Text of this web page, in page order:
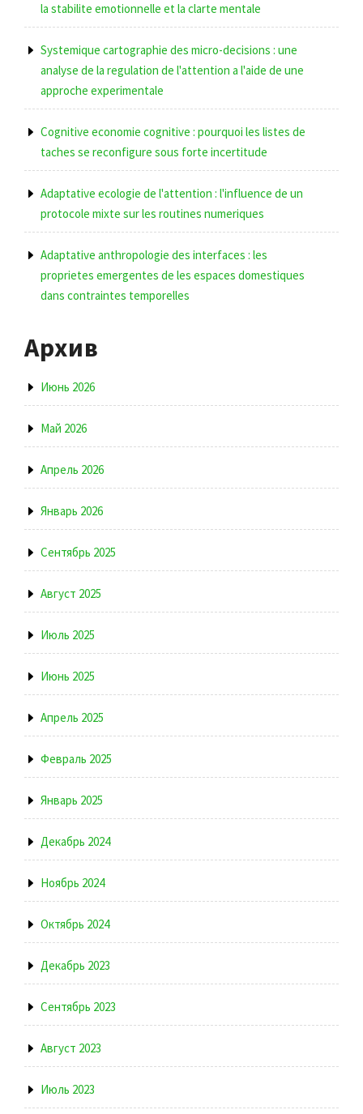
la stabilite emotionnelle et la clarte mentale
Systemique cartographie des micro-decisions : une
analyse de la regulation de l'attention a l'aide de une
approche experimentale
Cognitive economie cognitive : pourquoi les listes de
taches se reconfigure sous forte incertitude
Adaptative ecologie de l'attention : l'influence de un
protocole mixte sur les routines numeriques
Adaptative anthropologie des interfaces : les
proprietes emergentes de les espaces domestiques
dans contraintes temporelles
Архив
Июнь 2026
Май 2026
Апрель 2026
Январь 2026
Сентябрь 2025
Август 2025
Июль 2025
Июнь 2025
Апрель 2025
Февраль 2025
Январь 2025
Декабрь 2024
Ноябрь 2024
Октябрь 2024
Декабрь 2023
Сентябрь 2023
Август 2023
Июль 2023